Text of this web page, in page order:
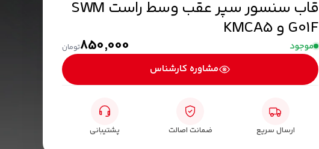
قاب سنسور سپر عقب وسط راست SWM
G01F و KMCA5
موجود 850,000تومان
مشاوره کارشناس
ارسال سریع ضمانت اصالت پشتیبانی